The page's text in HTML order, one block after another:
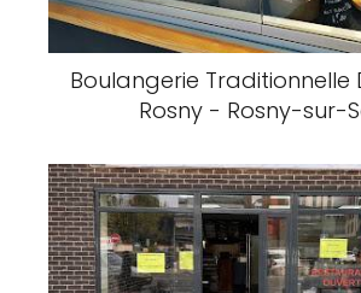
Boulangerie Traditionnelle
Rosny - Rosny-sur-